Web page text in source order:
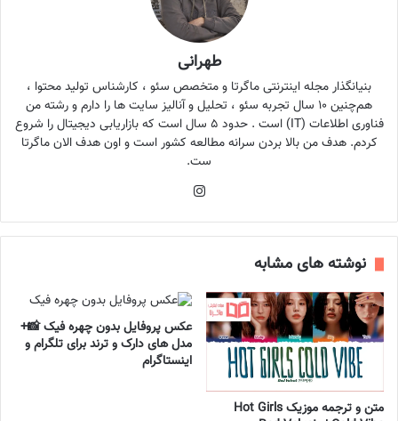
طهرانی
بنیانگذار مجله اینترنتی ماگرتا و متخصص سئو ، کارشناس تولید محتوا ،
هم‌چنین ۱۰ سال تجربه سئو ، تحلیل و آنالیز سایت ها را دارم و رشته من
فناوری اطلاعات (IT) است . حدود ۵ سال است که بازاریابی دیجیتال را شروع
کردم. هدف من بالا بردن سرانه مطالعه کشور است و اون هدف الان ماگرتا
ست.
نوشته های مشابه
متن و ترجمه موزیک Hot Girls
عکس پروفایل بدون چهره فیک 📸+
مدل های دارک و ترند برای تلگرام و
اینستاگرام